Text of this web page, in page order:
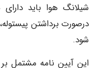
شیلانگ هوا باید
درصورت برداشتن
شود.